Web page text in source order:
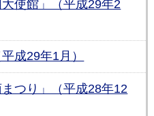
使館」（平成29年2
成29年1月）
つり」（平成28年12